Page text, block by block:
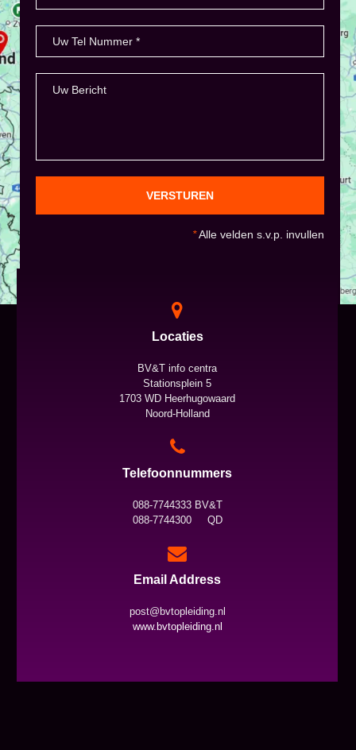
VERSTUREN
*Alle velden s.v.p. invullen
Locaties
BV&T info centra
Stationsplein 5
1703 WD Heerhugowaard
Noord-Holland
Telefoonnummers
088-7744333 BV&T
088-7744300 QD
Email Address
post@bvtopleiding.nl
www.bvtopleiding.nl